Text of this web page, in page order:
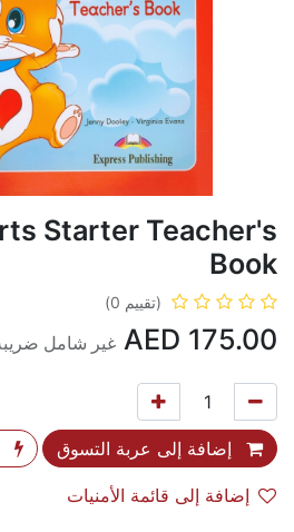
Starter Teacher's
Book
(تقييم 0)
175.00 غير شامل
إضافة إلى عربة التسوق
إضافة إلى قائمة الأمنيات